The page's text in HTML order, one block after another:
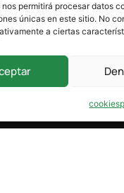
permitirá procesar datos
únicas en este sitio. No
a ciertas
cookies